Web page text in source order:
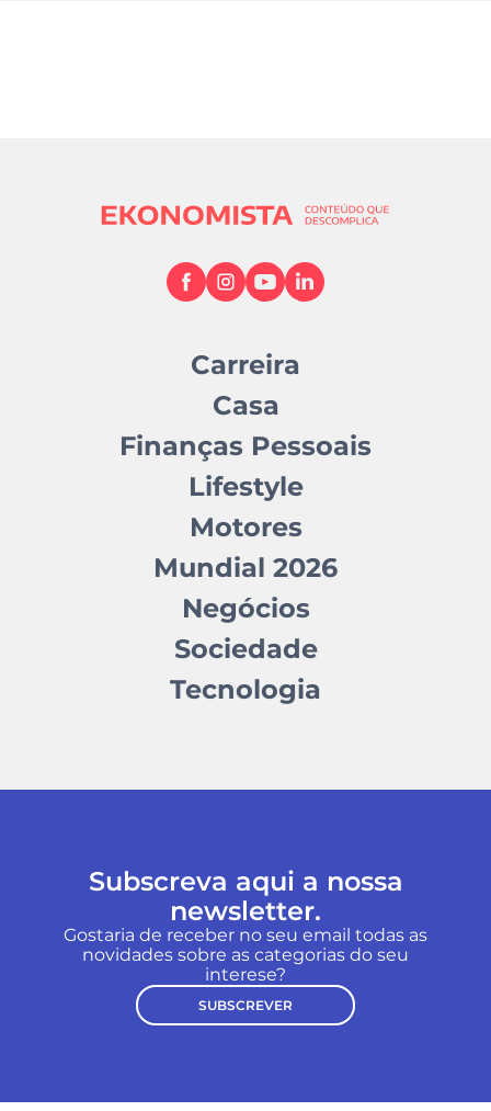
Carreira
Casa
Finanças Pessoais
Lifestyle
Motores
Mundial 2026
Negócios
Sociedade
Tecnologia
Subscreva aqui a nossa
newsletter.
Gostaria de receber no seu email todas as
novidades sobre as categorias do seu
interese?
SUBSCREVER